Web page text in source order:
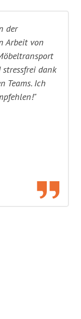
der
Arbeit von
dank
Teams. Ich